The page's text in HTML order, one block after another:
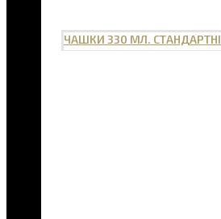
ЧАШКИ 330 МЛ. СТАНДАРТНІ